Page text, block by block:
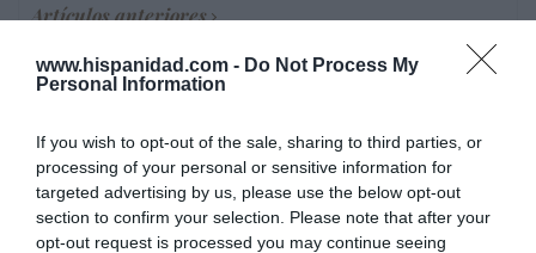
www.hispanidad.com - Do Not Process My
Personal Information
If you wish to opt-out of the sale, sharing to third parties, or
processing of your personal or sensitive information for
targeted advertising by us, please use the below opt-out
section to confirm your selection. Please note that after your
opt-out request is processed you may continue seeing
Artículos anteriores
Opinión
por Eulogio López